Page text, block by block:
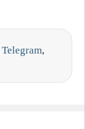
Telegram,